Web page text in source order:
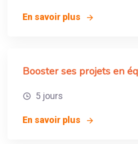
En savoir plus
Booster ses projets en
5 jours
En savoir plus